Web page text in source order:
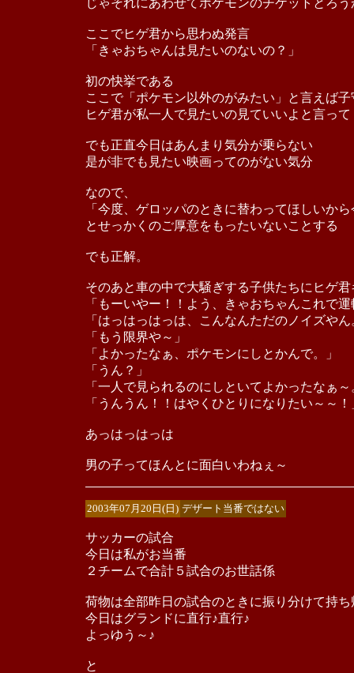
じゃそれにあわせてポケモンのチケットとろう
ここでヒゲ君から思わぬ発言
「きゃおちゃんは見たいのないの？」
初の快挙である
ここで「ポケモン以外のがみたい」と言えば
ヒゲ君が私一人で見たいの見ていいよと言っ
でも正直今日はあんまり気分が乗らない
是が非でも見たい映画ってのがない気分
なので、
「今度、ゲロッパのときに替わってほしいか
とせっかくのご厚意をもったいないことする
でも正解。
そのあと車の中で大騒ぎする子供たちにヒゲ
「もーいやー！！よう、きゃおちゃんこれで
「はっはっはっは、こんなんただのノイズやん
「もう限界や～」
「よかったなぁ、ポケモンにしとかんで。」
「うん？」
「一人で見られるのにしといてよかったなぁ～
「うんうん！！はやくひとりになりたい～～！
あっはっはっは
男の子ってほんとに面白いわねぇ～
2003年07月20日(日) デザート当番ではない
サッカーの試合
今日は私がお当番
２チームで合計５試合のお世話係
荷物は全部昨日の試合のときに振り分けて持ち
今日はグランドに直行♪直行♪
よっゆう～♪
と